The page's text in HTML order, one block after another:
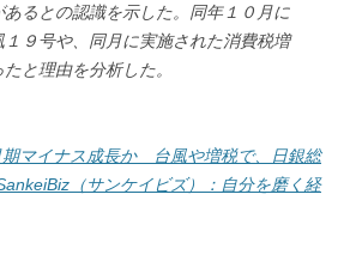
るとの認識を示した。同年１０月に
１９号や、同月に実施された消費税増
と理由を分析した。
期マイナス成長か 台風や増税で、日銀総
（サンケイビズ）：自分を磨く経